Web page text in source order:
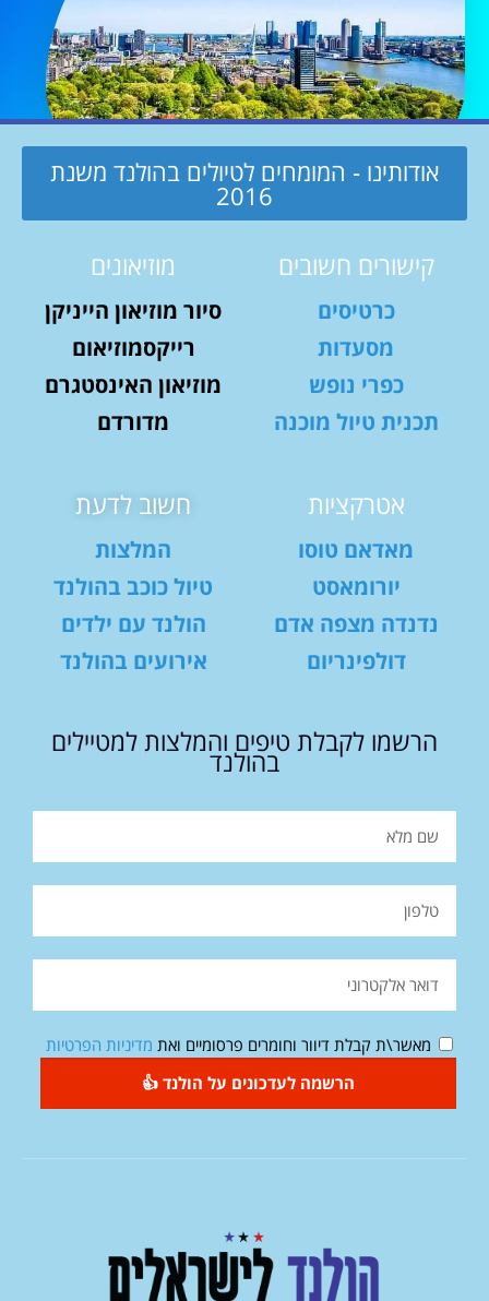
אודותינו - המומחים לטיולים בהולנד משנת
2016
קישורים חשובים
כרטיסים
מסעדות
כפרי נופש
תכנית טיול מוכנה
מוזיאונים
סיור מוזיאון הייניקן
רייקסמוזיאום
מוזיאון האינסטגרם
מדורדם
אטרקציות
מאדאם טוסו
יורומאסט
נדנדה מצפה אדם
דולפינריום
חשוב לדעת
המלצות
טיול כוכב בהולנד
הולנד עם ילדים
אירועים בהולנד
הרשמו לקבלת טיפים והמלצות למטיילים
בהולנד
מאשר\ת קבלת דיוור וחומרים פרסומיים ואת מדיניות הפרטיות
הרשמה לעדכונים על הולנד 👍